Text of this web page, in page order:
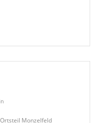
Monzelfeld